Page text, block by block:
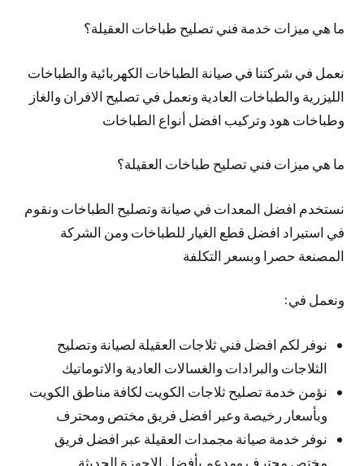
ما هي ميزات خدمة فني تصليح طباخات العقيلة؟
نعمل في شركتنا في صيانة الطباخات الكهربائية والطباخات
الليزرية والطباخات العادية ونعمل في تصليح الافران والغاز
وطباخات هود وتركيب افضل أنواع الطباخات
ما هي ميزات فني تصليح طباخات العقيلة؟
نستخدم افضل المعدات في صيانة وتصليح الطباخات ونقوم
في استيراد افضل قطع الغيار للطباخات ومن الشركة
المصنعة حصرا وبسعر التكلفة
ونعمل في:
نوفر لكم افضل فني ثلاجات العقيلة لصيانة وتصليح
الثلاجات والبرادات والغسالات العادية والاتوماتيك
نؤمن خدمة تصليح ثلاجات الكويت لكافة مناطق الكويت
وبأسعار رخيصة وعبر افضل فريق مختص ومحترف
نوفر خدمة صيانة مجمدات العقيلة عبر افضل فريق
مختص محترف ومدعم بأفضل الاجهزة الحديثة